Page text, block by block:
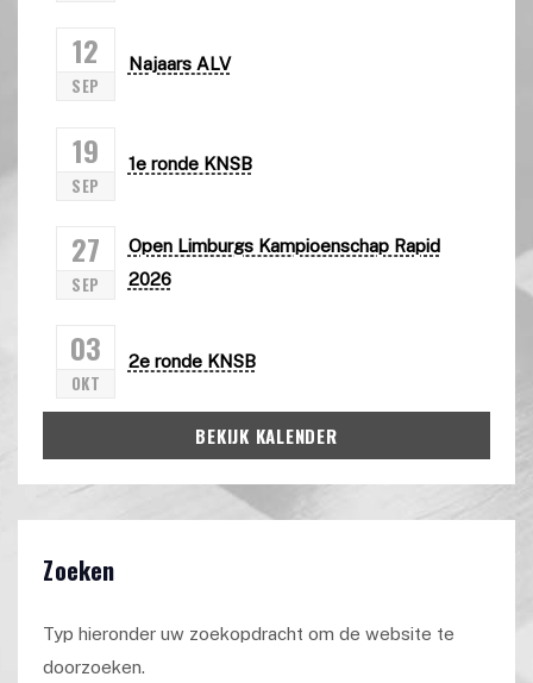
12
SEP
Najaars ALV
19
SEP
1e ronde KNSB
27
SEP
Open Limburgs Kampioenschap Rapid
2026
03
OKT
2e ronde KNSB
BEKIJK KALENDER
Zoeken
Typ hieronder uw zoekopdracht om de website te
doorzoeken.